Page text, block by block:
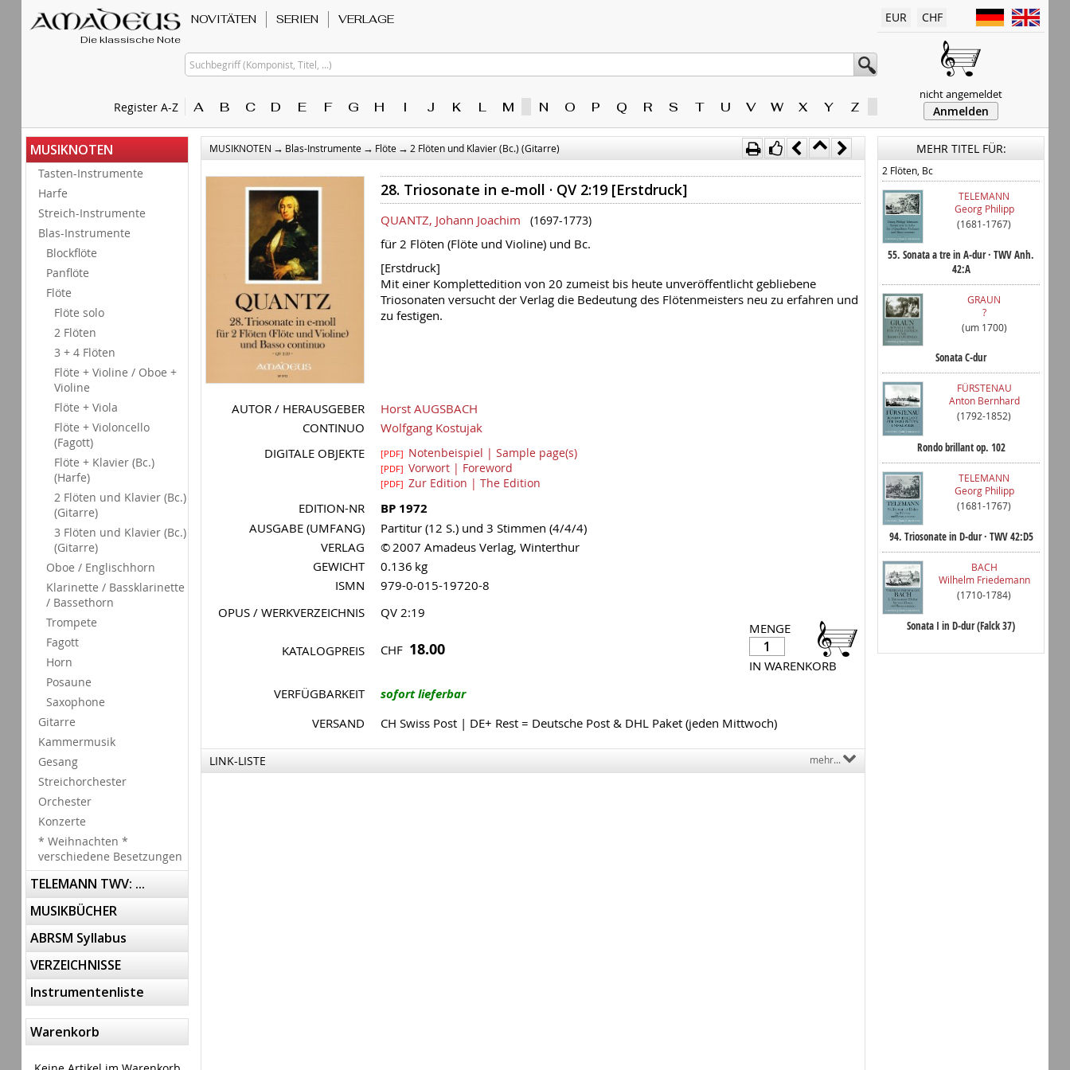
Die klassische Note
Register A-Z
NOVITÄTEN SERIEN VERLAGE
Suchbegriff (Komponist, Titel, ...)
A B C D E F G H I J K L M N O P Q R S T U V W X Y Z
EUR CHF
nicht angemeldet
Anmelden
MUSIKNOTEN
Tasten-Instrumente
Harfe
Streich-Instrumente
Blas-Instrumente
Blockflöte
Panflöte
Flöte
Flöte solo
2 Flöten
3 + 4 Flöten
Flöte + Violine / Oboe +
Violine
Flöte + Viola
Flöte + Violoncello
(Fagott)
Flöte + Klavier (Bc.)
(Harfe)
2 Flöten und Klavier (Bc.)
(Gitarre)
3 Flöten und Klavier (Bc.)
(Gitarre)
Oboe / Englischhorn
Klarinette / Bassklarinette
/ Bassethorn
Trompete
Fagott
Horn
Posaune
Saxophone
Gitarre
Kammermusik
Gesang
Streichorchester
Orchester
Konzerte
* Weihnachten *
verschiedene Besetzungen
TELEMANN TWV: ...
MUSIKBÜCHER
ABRSM Syllabus
VERZEICHNISSE
Instrumentenliste
Warenkorb
MUSIKNOTEN → Blas-Instrumente → Flöte → 2 Flöten und Klavier (Bc.) (Gitarre)
28. Triosonate in e-moll · QV 2:19 [Erstdruck]
QUANTZ, Johann Joachim (1697-1773)
für 2 Flöten (Flöte und Violine) und Bc.
[Erstdruck]
Mit einer Komplettedition von 20 zumeist bis heute unveröffentlicht gebliebene
Triosonaten versucht der Verlag die Bedeutung des Flötenmeisters neu zu erfahren und
zu festigen.
AUTOR / HERAUSGEBER
Horst AUGSBACH
CONTINUO
Wolfgang Kostujak
DIGITALE OBJEKTE
[PDF] Notenbeispiel | Sample page(s)
[PDF] Vorwort | Foreword
[PDF] Zur Edition | The Edition
EDITION-NR BP 1972
AUSGABE (UMFANG)
Partitur (12 S.) und 3 Stimmen (4/4/4)
VERLAG
© 2007 Amadeus Verlag, Winterthur
GEWICHT
0.136 kg
ISMN
979-0-015-19720-8
OPUS / WERKVERZEICHNIS
QV 2:19
MENGE
IN WARENKORB
KATALOGPREIS CHF 18.00
VERFÜGBARKEIT sofort lieferbar
VERSAND CH Swiss Post | DE+ Rest = Deutsche Post & DHL Paket (jeden Mittwoch)
LINK-LISTE mehr...
MEHR TITEL FÜR:
2 Flöten, Bc
TELEMANN
Georg Philipp
(1681-1767)
55. Sonata a tre in A-dur · TWV Anh.
42:A
GRAUN
?
(um 1700)
Sonata C-dur
FÜRSTENAU
Anton Bernhard
(1792-1852)
Rondo brillant op. 102
TELEMANN
Georg Philipp
(1681-1767)
94. Triosonate in D-dur · TWV 42:D5
BACH
Wilhelm Friedemann
(1710-1784)
Sonata I in D-dur (Falck 37)